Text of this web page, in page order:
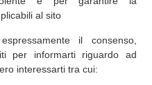
al sito
il consenso,
per informarti riguardo ad
interessarti tra cui: